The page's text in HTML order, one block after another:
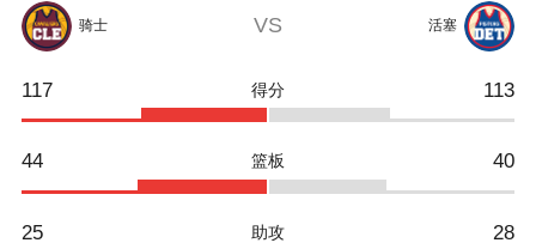
骑士 VS 活塞
117 得分 113
44 篮板 40
25 助攻 28